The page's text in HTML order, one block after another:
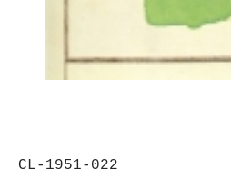
CL-1951-022